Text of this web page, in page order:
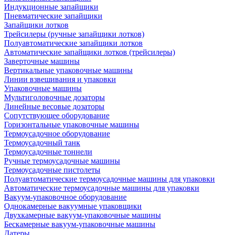
Индукционные запайщики
Пневматические запайщики
Запайщики лотков
Трейсилеры (ручные запайщики лотков)
Полуавтоматические запайщики лотков
Автоматические запайщики лотков (трейсилеры)
Заверточные машины
Вертикальные упаковочные машины
Линии взвешивания и упаковки
Упаковочные машины
Мультиголовочные дозаторы
Линейные весовые дозаторы
Сопутствующее оборудование
Горизонтальные упаковочные машины
Термоусадочное оборудование
Термоусадочный танк
Термоусадочные тоннели
Ручные термоусадочные машины
Термоусадочные пистолеты
Полуавтоматические термоусадочные машины для упаковки
Автоматические термоусадочные машины для упаковки
Вакуум-упаковочное оборудование
Однокамерные вакуумные упаковщики
Двухкамерные вакуум-упаковочные машины
Бескамерные вакуум-упаковочные машины
Датеры